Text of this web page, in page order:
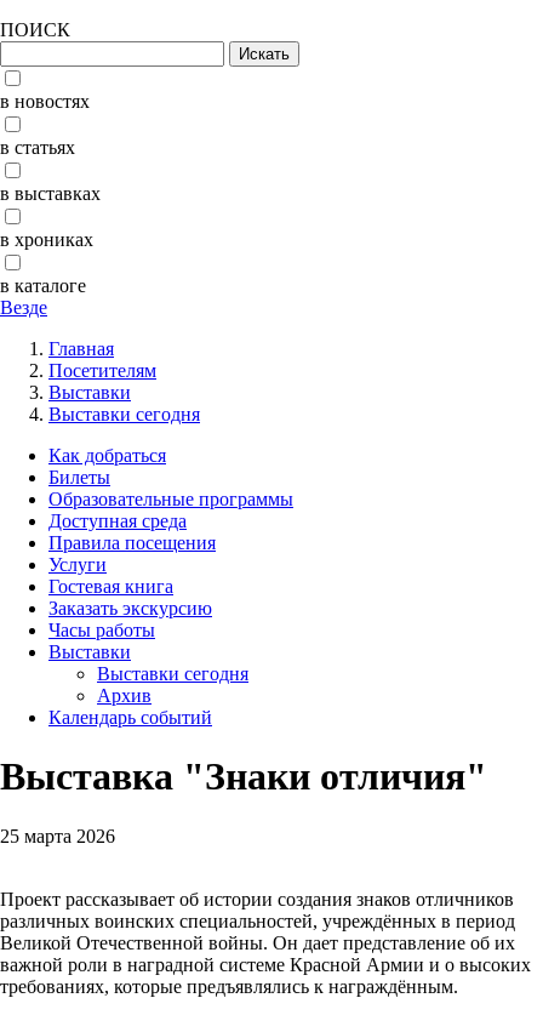
ПОИСК
в новостях
в статьях
в выставках
в хрониках
в каталоге
Везде
Главная
Посетителям
Выставки
Выставки сегодня
Как добраться
Билеты
Образовательные программы
Доступная среда
Правила посещения
Услуги
Гостевая книга
Заказать экскурсию
Часы работы
Выставки
Выставки сегодня
Архив
Календарь событий
Выставка "Знаки отличия"
25 марта 2026
Проект рассказывает об истории создания знаков отличников
различных воинских специальностей, учреждённых в период
Великой Отечественной войны. Он дает представление об их
важной роли в наградной системе Красной Армии и о высоких
требованиях, которые предъявлялись к награждённым.